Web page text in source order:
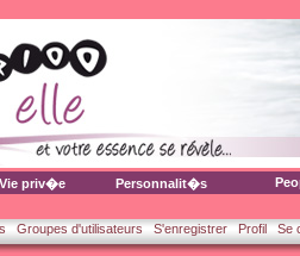
Vie priv�e Personnalit�s
Groupes d'utilisateurs S'enregistrer Profil Se